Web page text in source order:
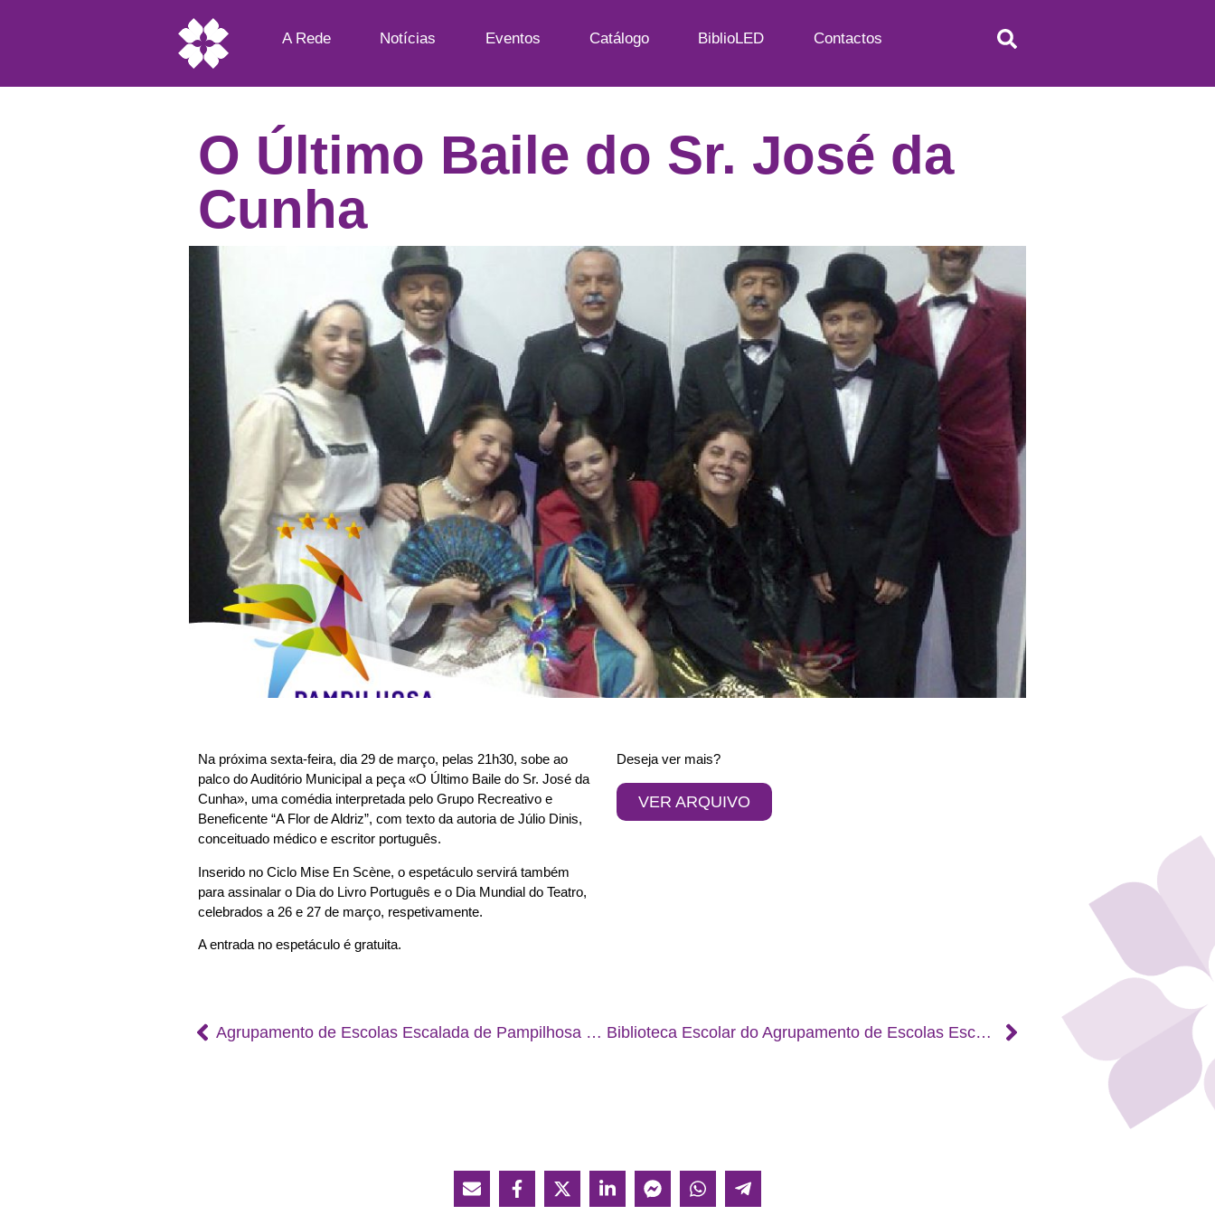
A Rede Notícias Eventos Catálogo BiblioLED Contactos
O Último Baile do Sr. José da
Cunha
Na próxima sexta-feira, dia 29 de março, pelas 21h30, sobe ao
palco do Auditório Municipal a peça «O Último Baile do Sr. José da
Cunha», uma comédia interpretada pelo Grupo Recreativo e
Beneficente “A Flor de Aldriz”, com texto da autoria de Júlio Dinis,
conceituado médico e escritor português.
Inserido no Ciclo Mise En Scène, o espetáculo servirá também
para assinalar o Dia do Livro Português e o Dia Mundial do Teatro,
celebrados a 26 e 27 de março, respetivamente.
A entrada no espetáculo é gratuita.
Deseja ver mais?
VER ARQUIVO
Agrupamento de Escolas Escalada de Pampilhosa da Serra, participa no concurso “Quem é Calouste?” Biblioteca Escolar do Agrupamento de Escolas Escalada de Pampilhosa da Serra comemorou Semana da Leitura de 13 a 21 de março